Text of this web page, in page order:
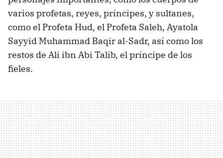
varios profetas, reyes, príncipes, y sultanes,
como el Profeta Hud, el Profeta Saleh, Ayatola
Sayyid Muhammad Baqir al-Sadr, así como los
restos de Ali ibn Abi Talib, el príncipe de los
fieles.